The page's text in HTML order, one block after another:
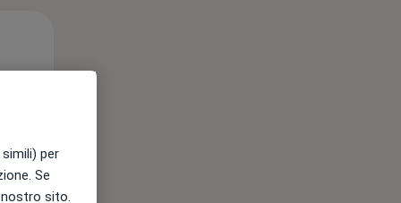
per
Se
sito.